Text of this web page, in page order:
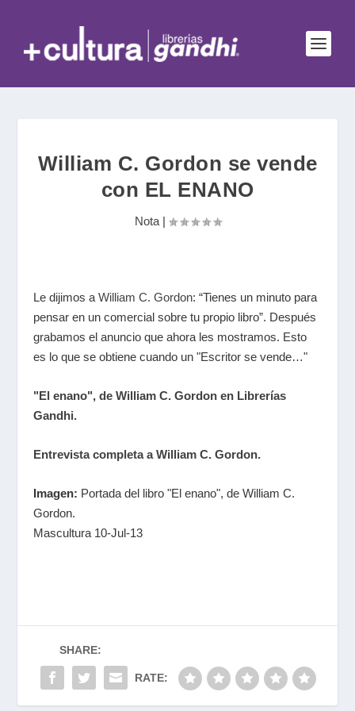
William C. Gordon se vende
con EL ENANO
Nota|
Le dijimos aWilliam C. Gordon: “Tienes un minuto para
pensar en un comercial sobre tu propio libro”. Después
grabamos el anuncio que ahora les mostramos. Esto
es lo que se obtiene cuando un "Escritor se vende…"
"El enano", de William C. Gordon en Librerías
Gandhi.
Entrevista completa a William C. Gordon.
Imagen: Portada del libro "El enano", de William C.
Gordon.
Mascultura 10-Jul-13
SHARE:
RATE: